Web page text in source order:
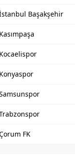
Başakşehir
Kasımpaşa
Kocaelispor
Konyaspor
FK